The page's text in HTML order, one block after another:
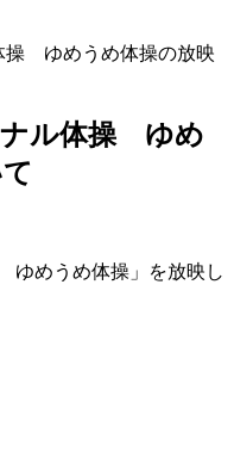
操 ゆめうめ体操の放映
ナル体操 ゆめ
ゆめうめ体操」を放映し